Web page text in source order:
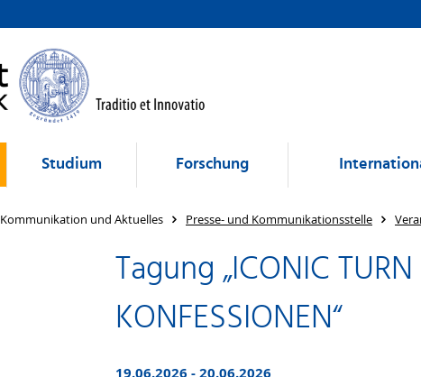
Studium Forschung
Kommunikation und Aktuelles Presse- und Kommunikationsstelle
Tagung „ICONIC
KONFESSIONEN“
19.06.2026 - 20.06.2026